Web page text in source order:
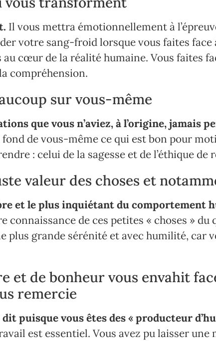
Il vous mettra émotionnellement à
votre sang-froid lorsque vous faites face
cœur de la réalité humaine. Vous faites
compréhension.
sur vous-même
que vous n’aviez, à l’origine, jamais
de vous-même ce qui est bon pour
: celui de la sagesse et de l’éthique de
valeur des choses et
et le plus inquiétant du comportement
connaissance de ces petites « choses »
grande sérénité et avec humilité, car
et de bonheur vous envahit
remercie
puisque vous êtes des « producteur
est essentiel. Vous avez pu laisser